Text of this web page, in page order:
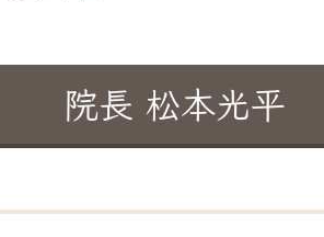
院長 松本光平